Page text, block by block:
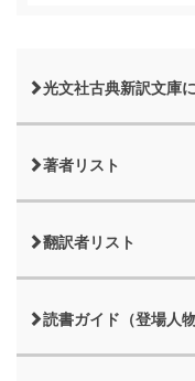
光文社古典新訳文庫
著者リスト
翻訳者リスト
読書ガイド（登場人